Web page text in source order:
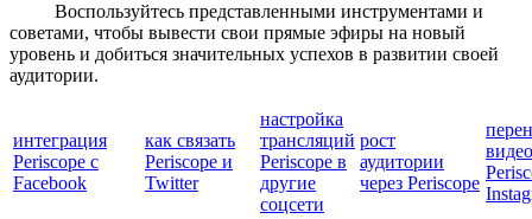
Воспользуйтесь представленными инструментами и
советами, чтобы вывести свои прямые эфиры на новый
уровень и добиться значительных успехов в развитии своей
аудитории.
интеграция
Periscope с
Facebook
как связать
Periscope и
Twitter
настройка
трансляций
Periscope в
другие
соцсети
рост
аудитории
через Periscope